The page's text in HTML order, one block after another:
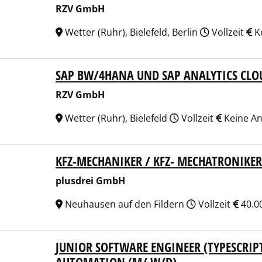
RZV GmbH
Wetter (Ruhr), Bielefeld, Berlin
Vollzeit
SAP BW/4HANA UND SAP ANALYTICS
RZV GmbH
Wetter (Ruhr), Bielefeld
Vollzeit Keine
KFZ-MECHANIKER / KFZ-
plusdrei GmbH
Neuhausen auf den Fildern
Vollzeit
JUNIOR SOFTWARE ENGINEER